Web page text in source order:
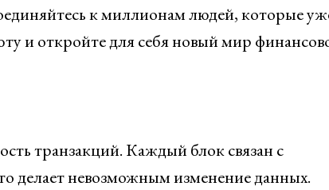
к миллионам людей, которые
и откройте для себя новый мир
транзакций. Каждый блок связан с
невозможным изменение данных.